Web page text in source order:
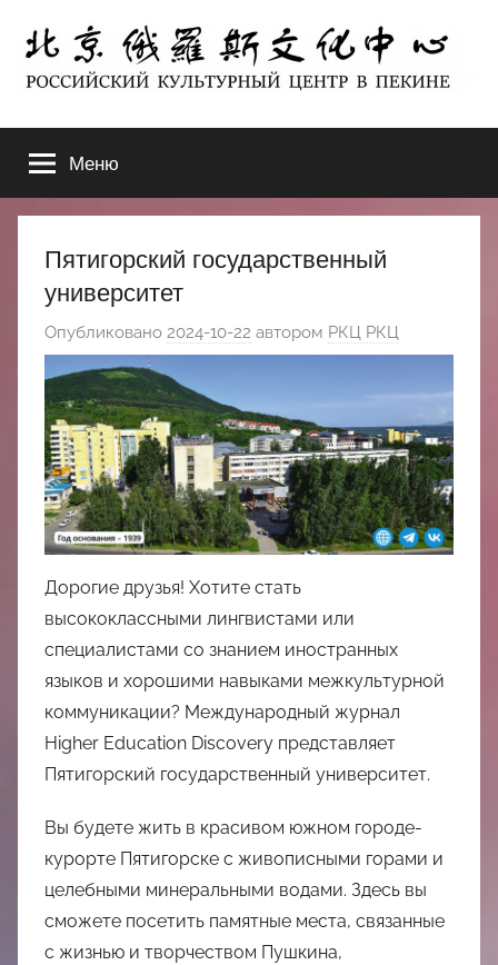
содержимому
北
京
俄
罗
斯
文
化
中
心
ЦЕНТР
В
ПЕКИНЕ
Меню
Пятигорский государственный
университет
Опубликовано 2024-10-22 автором РКЦ РКЦ
Дорогие друзья! Хотите стать
высококлассными лингвистами или
специалистами со знанием иностранных
языков и хорошими навыками межкультурной
коммуникации? Международный журнал
Higher Education Discovery представляет
Пятигорский государственный университет.
Вы будете жить в красивом южном городе-
курорте Пятигорске с живописными горами и
целебными минеральными водами. Здесь вы
сможете посетить памятные места, связанные
с жизнью и творчеством Пушкина,